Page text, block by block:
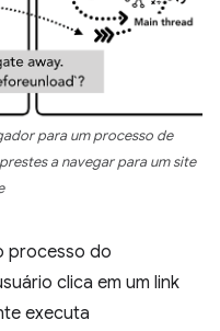
para um processo de
a navegar para um site
processo do
clica em um link
executa